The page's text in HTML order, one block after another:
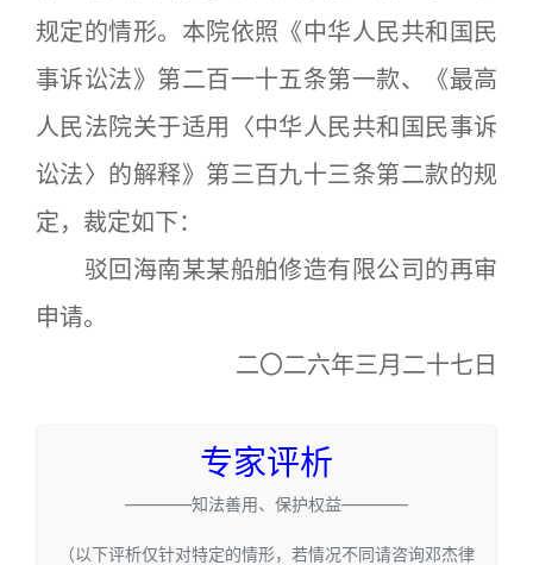
规定的情形。本院依照《中华人民共和国民
事诉讼法》第二百一十五条第一款、《最高
人民法院关于适用〈中华人民共和国民事诉
讼法〉的解释》第三百九十三条第二款的规
定，裁定如下：
驳回海南某某船舶修造有限公司的再审
申请。
二〇二六年三月二十七日
专家评析
————知法善用、保护权益————
（以下评析仅针对特定的情形，若情况不同请咨询邓杰律